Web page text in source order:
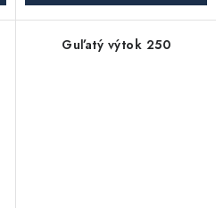
Guľatý výtok 250